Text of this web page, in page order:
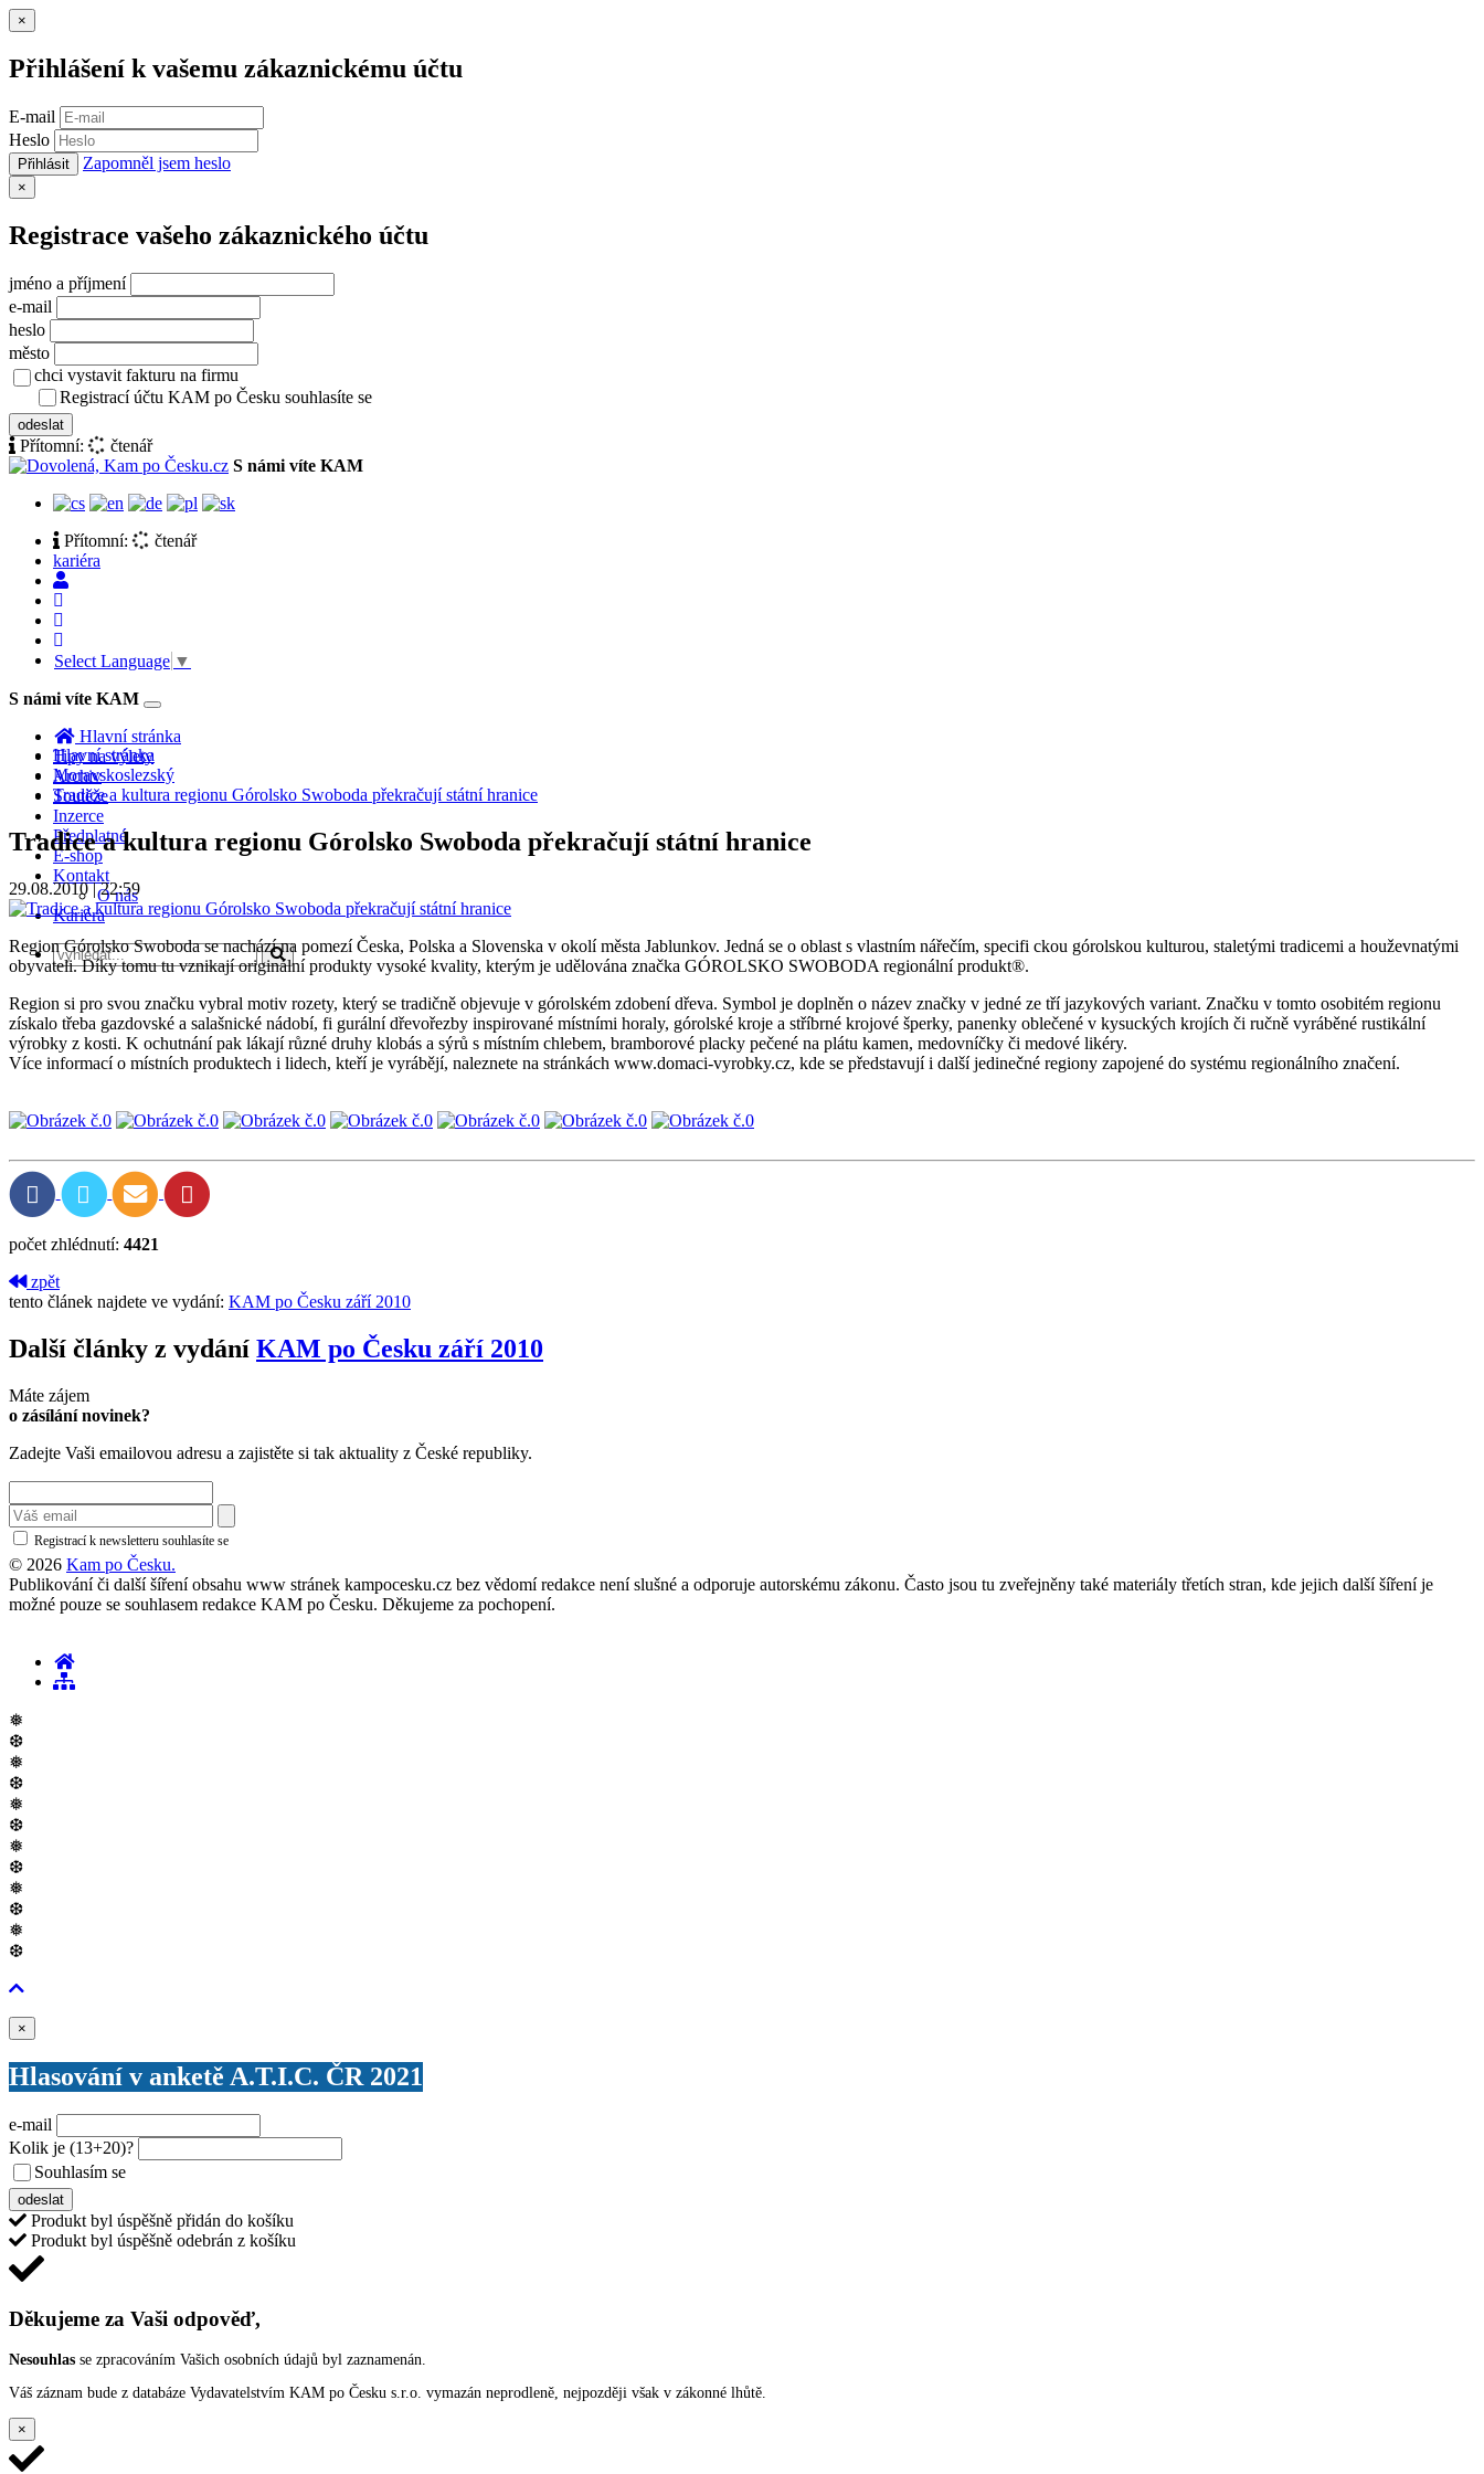
×
Přihlášení k vašemu zákaznickému účtu
E-mail
Heslo
Přihlásit Zapomněl jsem heslo
×
Registrace vašeho zákaznického účtu
jméno a příjmení
e-mail
heslo
město
chci vystavit fakturu na firmu
Registrací účtu KAM po Česku souhlasíte se
odeslat
Přítomní:
čtenář
S námi víte KAM
Přítomní:
čtenář
kariéra
Select Language ▼
S námi víte KAM
Toggle
navigation
Hlavní stránka
Tipy na výlety
Archiv
Soutěže
Inzerce
Předplatné
E-shop
Kontakt
O nás
Kariéra
Hlavní stránka
Moravskoslezský
Tradice a kultura regionu Górolsko Swoboda překračují státní hranice
Tradice a kultura regionu Górolsko Swoboda překračují státní hranice
29.08.2010 | 22:59
Region Górolsko Swoboda se nachází na pomezí Česka, Polska a Slovenska v okolí města Jablunkov. Jedná se o oblast s vlastním nářečím, specifi ckou górolskou kulturou, staletými tradicemi a houževnatými
obyvateli. Díky tomu tu vznikají originální produkty vysoké kvality, kterým je udělována značka GÓROLSKO SWOBODA regionální produkt®.
Region si pro svou značku vybral motiv rozety, který se tradičně objevuje v górolském zdobení dřeva. Symbol je doplněn o název značky v jedné ze tří jazykových variant. Značku v tomto osobitém regionu
získalo třeba gazdovské a salašnické nádobí, fi gurální dřevořezby inspirované místními horaly, górolské kroje a stříbrné krojové šperky, panenky oblečené v kysuckých krojích či ručně vyráběné rustikální
výrobky z kosti. K ochutnání pak lákají různé druhy klobás a sýrů s místním chlebem, bramborové placky pečené na plátu kamen, medovníčky či medové likéry.
Více informací o místních produktech i lidech, kteří je vyrábějí, naleznete na stránkách www.domaci-vyrobky.cz, kde se představují i další jedinečné regiony zapojené do systému regionálního značení.
počet zhlédnutí: 4421
zpět
tento článek najdete ve vydání: KAM po Česku září 2010
Další články z vydání KAM po Česku září 2010
Máte zájem
o zásílání novinek?
Zadejte Vaši emailovou adresu a zajistěte si tak aktuality z České republiky.
Registrací k newsletteru souhlasíte se
© 2026 Kam po Česku.
Publikování či další šíření obsahu www stránek kampocesku.cz bez vědomí redakce není slušné a odporuje autorskému zákonu. Často jsou tu zveřejněny také materiály třetích stran, kde jejich další šíření je
možné pouze se souhlasem redakce KAM po Česku. Děkujeme za pochopení.
❅
❆
❅
❆
❅
❆
❅
❆
❅
❆
❅
❆
×
Hlasování v anketě A.T.I.C. ČR 2021
e-mail
Kolik je (13+20)?
Souhlasím se
odeslat
Produkt byl úspěšně přidán do košíku
Produkt byl úspěšně odebrán z košíku
Děkujeme za Vaši odpověď,
Nesouhlas se zpracováním Vašich osobních údajů byl zaznamenán.
Váš záznam bude z databáze Vydavatelstvím KAM po Česku s.r.o. vymazán neprodleně, nejpozději však v zákonné lhůtě.
×